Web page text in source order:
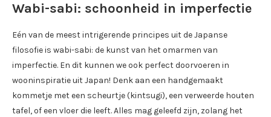
Wabi-sabi: schoonheid in imperfectie
Eén van de meest intrigerende principes uit de Japanse
filosofie is wabi-sabi: de kunst van het omarmen van
imperfectie. En dit kunnen we ook perfect doorvoeren in
wooninspiratie uit Japan! Denk aan een handgemaakt
kommetje met een scheurtje (kintsugi), een verweerde houten
tafel, of een vloer die leeft. Alles mag geleefd zijn, zolang het